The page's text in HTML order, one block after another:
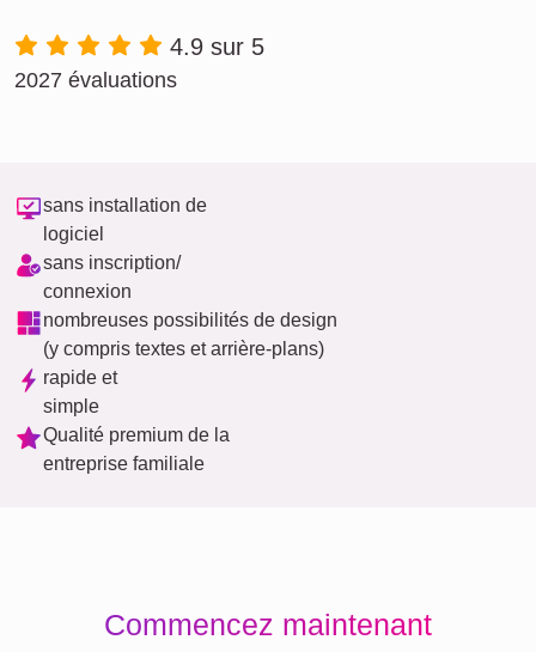
4.9 sur 5
2027 évaluations
sans installation de
logiciel
sans inscription/
connexion
nombreuses possibilités de design
(y compris textes et arrière-plans)
rapide et
simple
Qualité premium de la
entreprise familiale
Commencez maintenant